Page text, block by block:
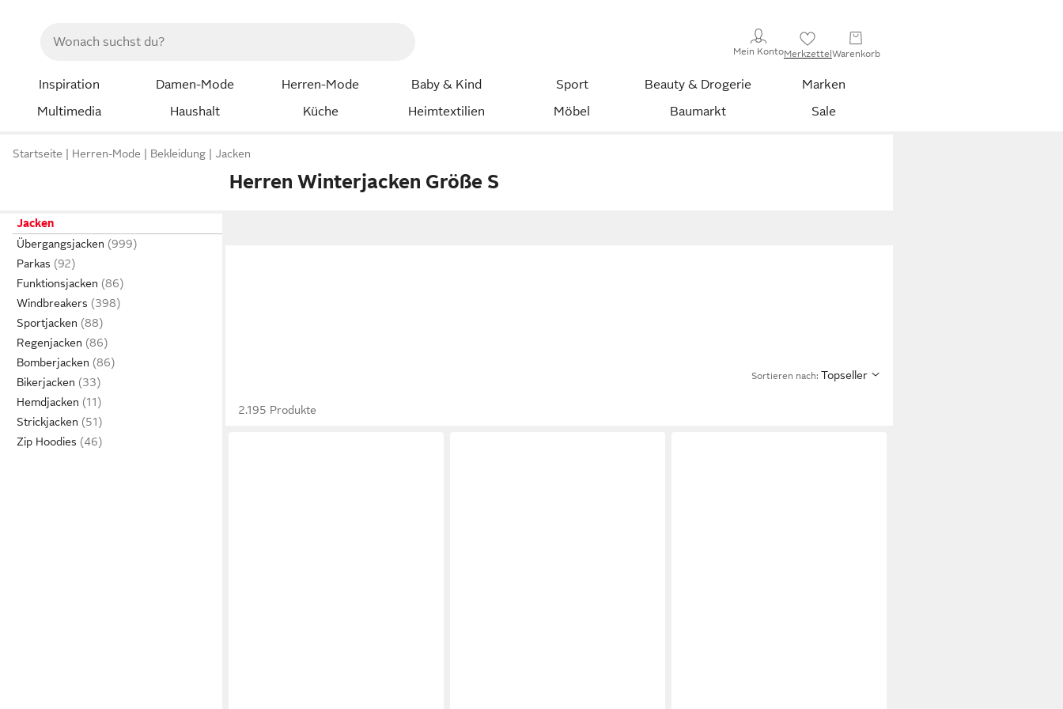
Mein KontoMerkzettelWarenkorb
Inspiration Damen-Mode Herren-Mode Baby & Kind Sport Beauty & Drogerie
Marken
Multimedia
Haushalt Küche Heimtextilien Möbel Baumarkt Sale
Startseite Herren-Mode Bekleidung Jacken
Herren Winterjacken Größe S
Jacken
Übergangsjacken
Parkas
Funktionsjacken
Windbreakers
Sportjacken
Regenjacken
Bomberjacken
Bikerjacken
Hemdjacken
Strickjacken
Zip Hoodies
Sortieren nach: Topseller
2.195 Produkte